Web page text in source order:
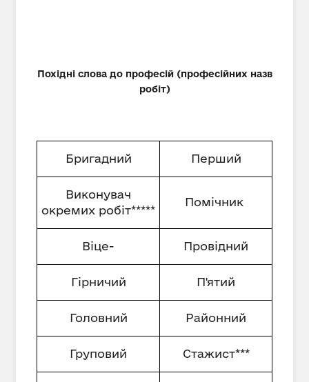
Похідні слова до професій (професійних назв
робіт)
Бригадний Перший
Виконувач
окремих робіт*****
Помічник
Віце- Провідний
Гірничий П'ятий
Головний Районний
Груповий Стажист***